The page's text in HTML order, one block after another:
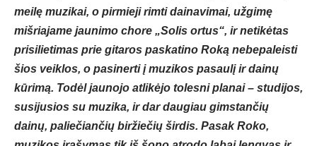
meilę muzikai, o pirmieji rimti dainavimai, užgimę
mišriajame jaunimo chore „Solis ortus“, ir netikėtas
prisilietimas prie gitaros paskatino Roką nebepaleisti
šios veiklos, o pasinerti į muzikos pasaulį ir dainų
kūrimą. Todėl jaunojo atlikėjo tolesni planai – studijos,
susijusios su muzika, ir dar daugiau gimstančių
dainų, paliečiančių biržiečių širdis. Pasak Roko,